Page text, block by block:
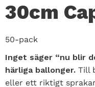
30cm
50-pack
Inget säger “nu blir
härliga ballonger. Till
eller ett riktigt